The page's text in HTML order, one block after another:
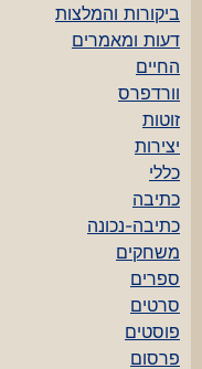
ביקורות והמלצות
דעות ומאמרים
החיים
וורדפרס
זוטות
יצירות
כללי
כתיבה
כתיבה-נכונה
משחקים
ספרים
סרטים
פוסטים
פרסום